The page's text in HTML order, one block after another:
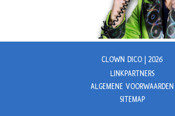
CLOWN DICO | 2026
LINKPARTNERS
ALGEMENE VOORWAARDEN
SITEMAP